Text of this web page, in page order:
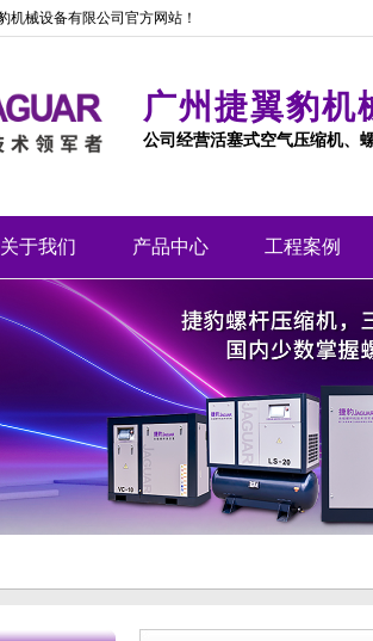
机械设备有限公司官方网站！
广州捷翼豹机
公司经营活塞式空气压缩机、
关于我们 产品中心 工程案例